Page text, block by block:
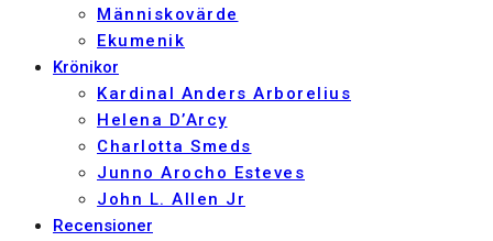
Människovärde
Ekumenik
Krönikor
Kardinal Anders Arborelius
Helena D’Arcy
Charlotta Smeds
Junno Arocho Esteves
John L. Allen Jr
Recensioner